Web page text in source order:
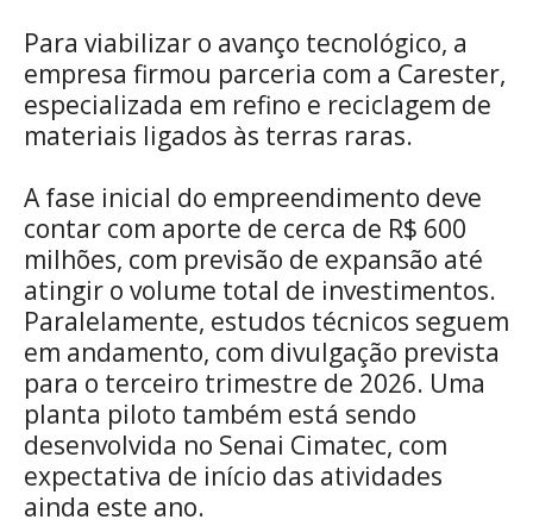
Para viabilizar o avanço tecnológico, a
empresa firmou parceria com a Carester,
especializada em refino e reciclagem de
materiais ligados às terras raras.
A fase inicial do empreendimento deve
contar com aporte de cerca de R$ 600
milhões, com previsão de expansão até
atingir o volume total de investimentos.
Paralelamente, estudos técnicos seguem
em andamento, com divulgação prevista
para o terceiro trimestre de 2026. Uma
planta piloto também está sendo
desenvolvida no Senai Cimatec, com
expectativa de início das atividades
ainda este ano.